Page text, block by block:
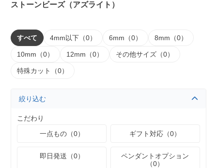
ストーンビーズ（アズライト）
すべて 4mm以下（0） 6mm（0） 8mm（0）
10mm（0） 12mm（0） その他サイズ（0）
特殊カット（0）
絞り込む
こだわり
一点もの（0）
ギフト対応（0）
即日発送（0）
ペンダントオプション
（0）